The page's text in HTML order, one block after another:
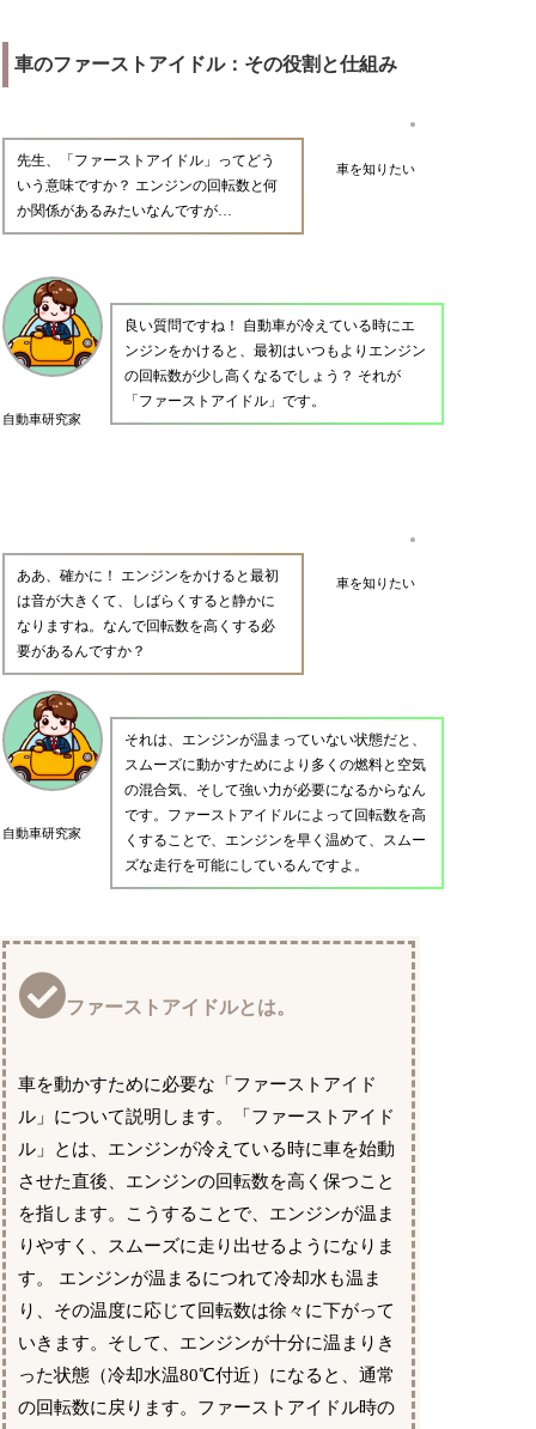
車のファーストアイドル：その役割と仕組み
車を知りたい
先生、「ファーストアイドル」ってどう
いう意味ですか？ エンジンの回転数と何
か関係があるみたいなんですが…
自動車研究家
良い質問ですね！ 自動車が冷えている時にエ
ンジンをかけると、最初はいつもよりエンジン
の回転数が少し高くなるでしょう？ それが
「ファーストアイドル」です。
車を知りたい
ああ、確かに！ エンジンをかけると最初
は音が大きくて、しばらくすると静かに
なりますね。なんで回転数を高くする必
要があるんですか？
自動車研究家
それは、エンジンが温まっていない状態だと、
スムーズに動かすためにより多くの燃料と空気
の混合気、そして強い力が必要になるからなん
です。ファーストアイドルによって回転数を高
くすることで、エンジンを早く温めて、スムー
ズな走行を可能にしているんですよ。
ファーストアイドルとは。
車を動かすために必要な「ファーストアイド
ル」について説明します。「ファーストアイド
ル」とは、エンジンが冷えている時に車を始動
させた直後、エンジンの回転数を高く保つこと
を指します。こうすることで、エンジンが温ま
りやすく、スムーズに走り出せるようになりま
す。 エンジンが温まるにつれて冷却水も温ま
り、その温度に応じて回転数は徐々に下がって
いきます。そして、エンジンが十分に温まりき
った状態（冷却水温80℃付近）になると、通常
の回転数に戻ります。ファーストアイドル時の